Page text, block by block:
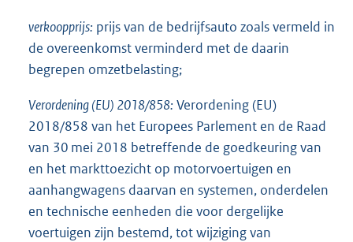
verkoopprijs: prijs van de bedrijfsauto zoals vermeld in
de overeenkomst verminderd met de daarin
begrepen omzetbelasting;
Verordening (EU) 2018/858: Verordening (EU)
2018/858 van het Europees Parlement en de Raad
van 30 mei 2018 betreffende de goedkeuring van
en het markttoezicht op motorvoertuigen en
aanhangwagens daarvan en systemen, onderdelen
en technische eenheden die voor dergelijke
voertuigen zijn bestemd, tot wijziging van